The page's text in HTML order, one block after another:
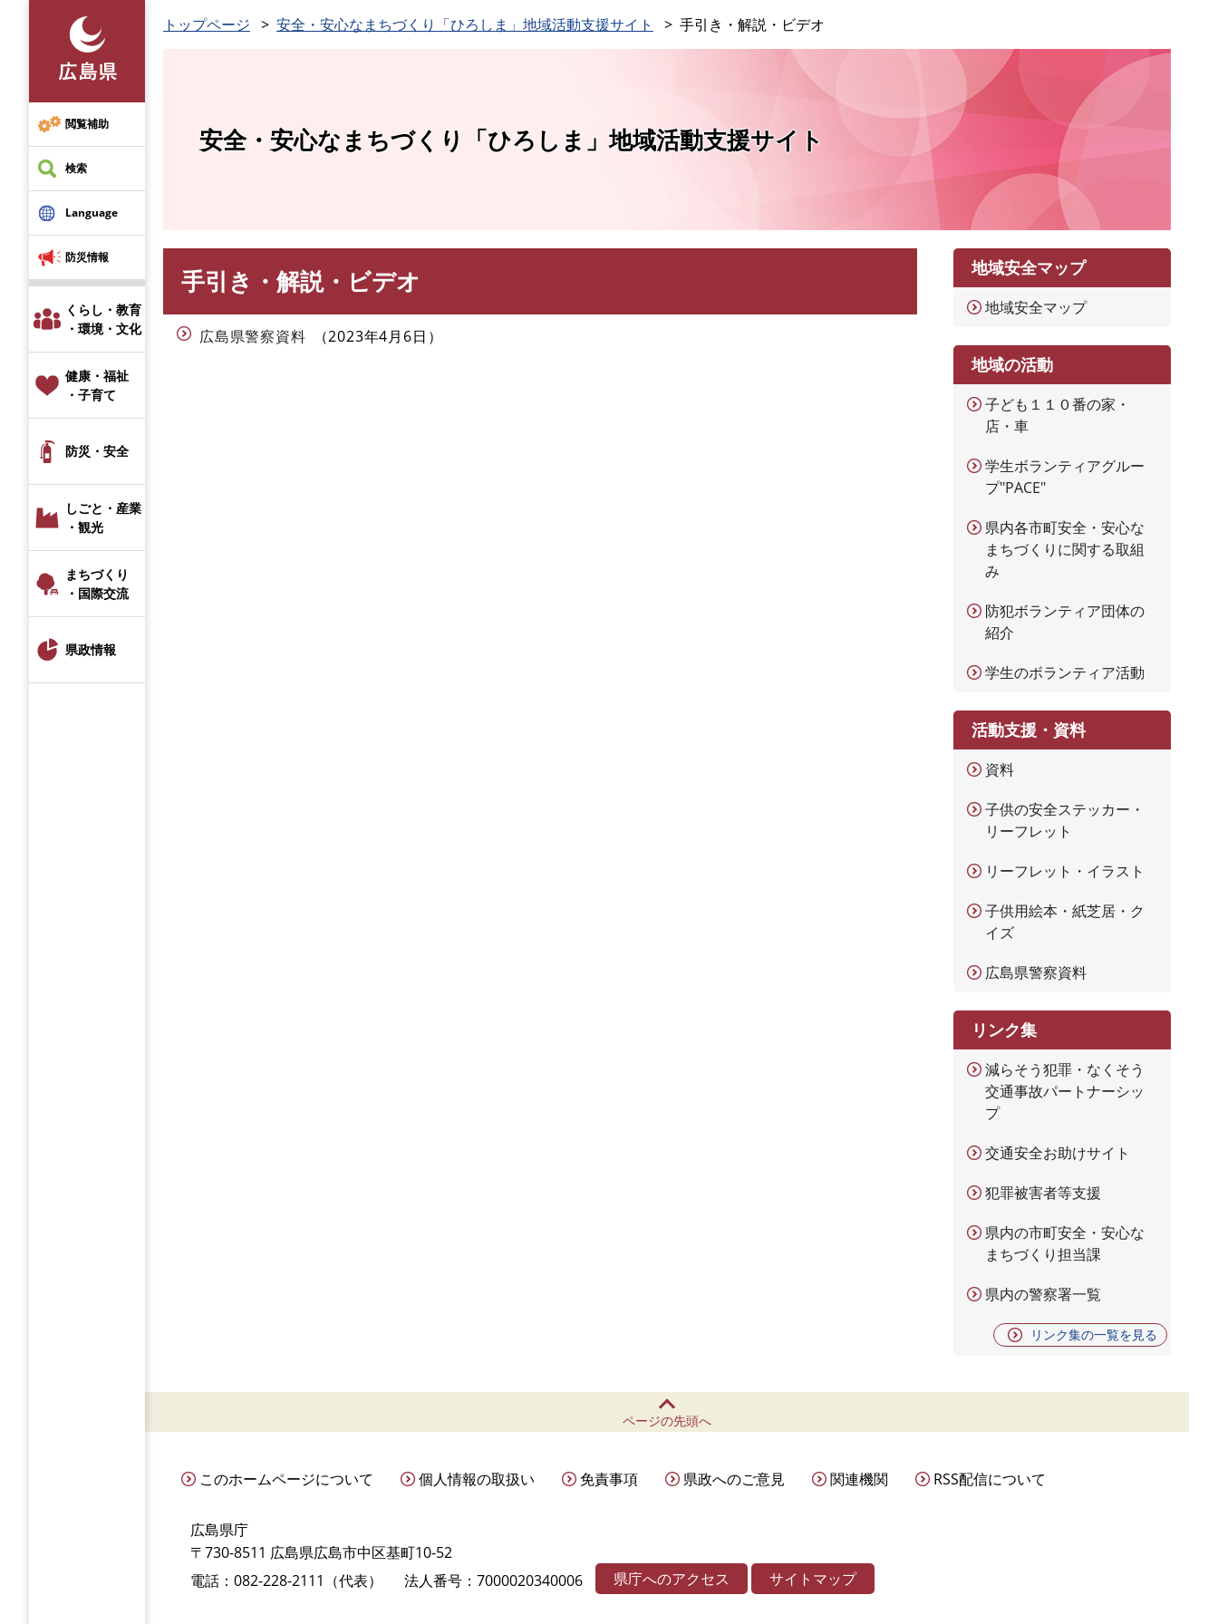
先
頭
で
す
閲覧補助
検索
Language
防災情報
くらし・教育
・環境・文化
健康・福祉
・子育て
防災・安全
しごと・産業
・観光
まちづくり
・国際交流
県政情報
トップページ 安全・安心なまちづくり「ひろしま」地域活動支援サイト 手引き・解説・ビデオ
安全・安心なまちづくり「ひろしま」地域活動支援サイト
手引き・解説・ビデオ
広島県警察資料 2023年4月6日
地域安全マップ
地域安全マップ
地域の活動
子ども１１０番の家・
店・車
学生ボランティアグルー
プ"PACE"
県内各市町安全・安心な
まちづくりに関する取組
み
防犯ボランティア団体の
紹介
学生のボランティア活動
活動支援・資料
資料
子供の安全ステッカー・
リーフレット
リーフレット・イラスト
子供用絵本・紙芝居・ク
イズ
広島県警察資料
リンク集
減らそう犯罪・なくそう
交通事故パートナーシッ
プ
交通安全お助けサイト
犯罪被害者等支援
県内の市町安全・安心な
まちづくり担当課
県内の警察署一覧
リンク集の一覧を見る
ページの先頭へ
このホームページについて 個人情報の取扱い 免責事項 県政へのご意見 関連機関 RSS配信について
広島県庁
〒730-8511 広島県広島市中区基町10-52
電話：082-228-2111（代表）
法人番号：7000020340006 県庁へのアクセス サイトマップ